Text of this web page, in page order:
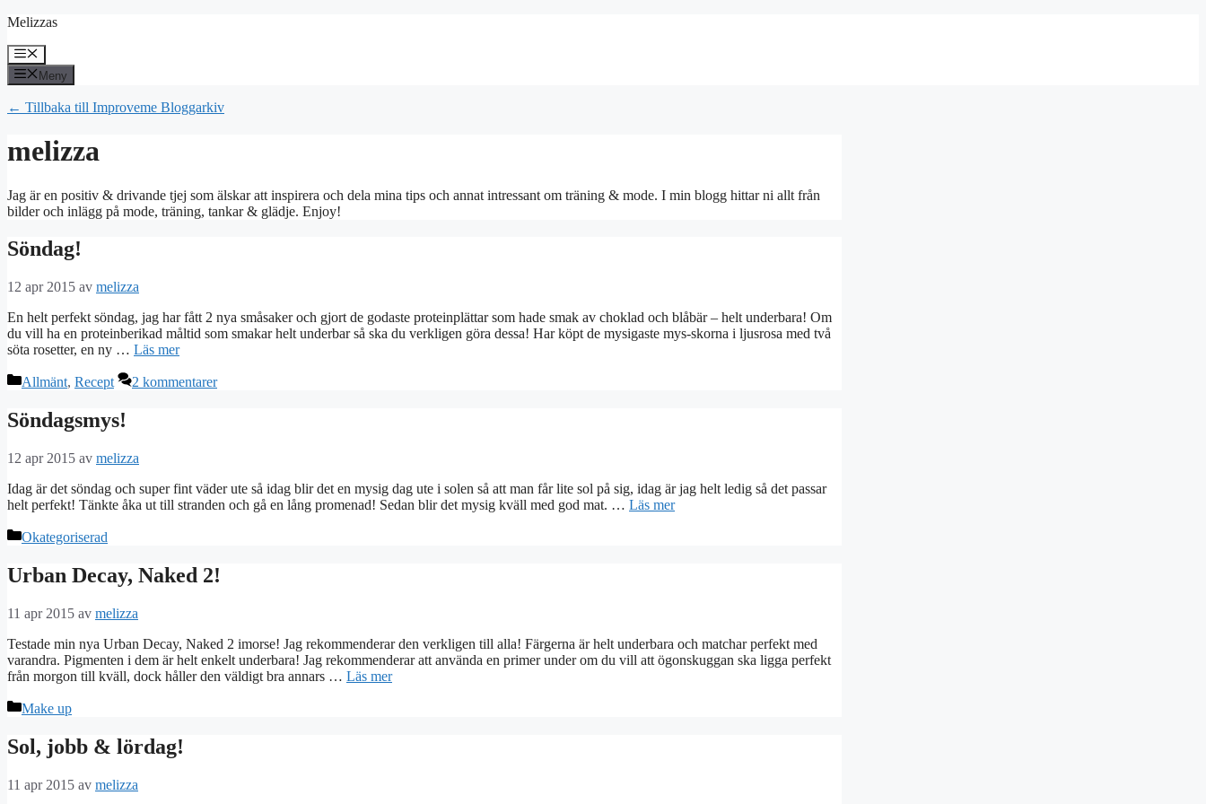
Hoppa
innehåll
Melizzas
Meny
Meny
← Tillbaka till Improveme Bloggarkiv
melizza
Jag är en positiv & drivande tjej som älskar att inspirera och dela mina tips och annat intressant om träning & mode. I min blogg hittar ni allt från
bilder och inlägg på mode, träning, tankar & glädje. Enjoy!
Söndag!
12 apr 2015 av melizza
En helt perfekt söndag, jag har fått 2 nya småsaker och gjort de godaste proteinplättar som hade smak av choklad och blåbär – helt underbara! Om
du vill ha en proteinberikad måltid som smakar helt underbar så ska du verkligen göra dessa! Har köpt de mysigaste mys-skorna i ljusrosa med två
söta rosetter, en ny … Läs mer
Kategorier
Allmänt, Recept 2 kommentarer
Söndagsmys!
12 apr 2015 av melizza
Idag är det söndag och super fint väder ute så idag blir det en mysig dag ute i solen så att man får lite sol på sig, idag är jag helt ledig så det passar
helt perfekt! Tänkte åka ut till stranden och gå en lång promenad! Sedan blir det mysig kväll med god mat. … Läs mer
Kategorier
Okategoriserad
Urban Decay, Naked 2!
11 apr 2015 av melizza
Testade min nya Urban Decay, Naked 2 imorse! Jag rekommenderar den verkligen till alla! Färgerna är helt underbara och matchar perfekt med
varandra. Pigmenten i dem är helt enkelt underbara! Jag rekommenderar att använda en primer under om du vill att ögonskuggan ska ligga perfekt
från morgon till kväll, dock håller den väldigt bra annars … Läs mer
Kategorier
Make up
Sol, jobb & lördag!
11 apr 2015 av melizza